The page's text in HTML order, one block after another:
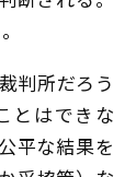
判所だろう
とはできな
平な結果を